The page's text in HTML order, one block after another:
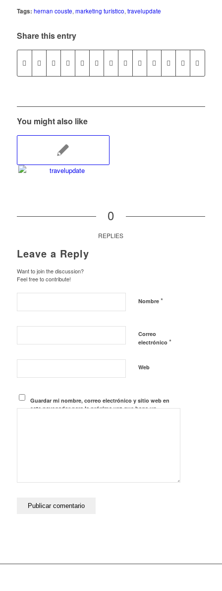
Tags: hernan couste, marketing turístico, travelupdate
Share this entry
You might also like
0
REPLIES
Leave a Reply
Want to join the discussion?
Feel free to contribute!
Nombre *
Correo
electrónico *
Web
Guardar mi nombre, correo electrónico y sitio web en
este navegador para la próxima vez que haga un